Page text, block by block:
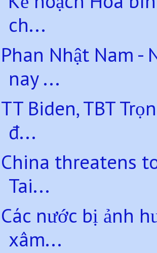
ch...
Phan Nhật Nam -
nay ...
TT Biden, TBT
đ...
China threatens
Tai...
Các nước bị ảnh
xâm...